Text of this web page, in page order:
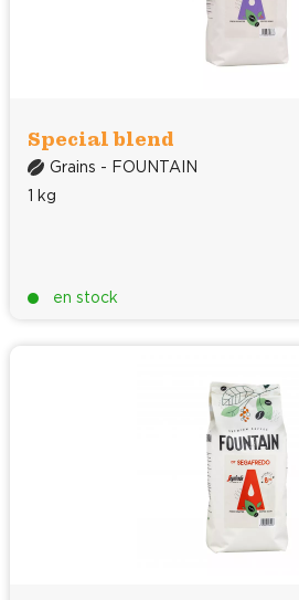
Special blend
Grains - FOUNTAIN
1 kg
en stock